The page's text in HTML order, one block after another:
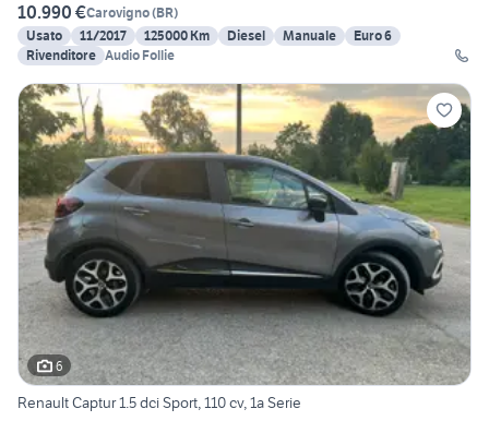
10.990 €Carovigno(BR)
Usato
11/2017 125000 Km Diesel Manuale
Euro 6
Rivenditore Audio Follie
6
Renault Captur 1.5 dci Sport, 110 cv, 1a Serie